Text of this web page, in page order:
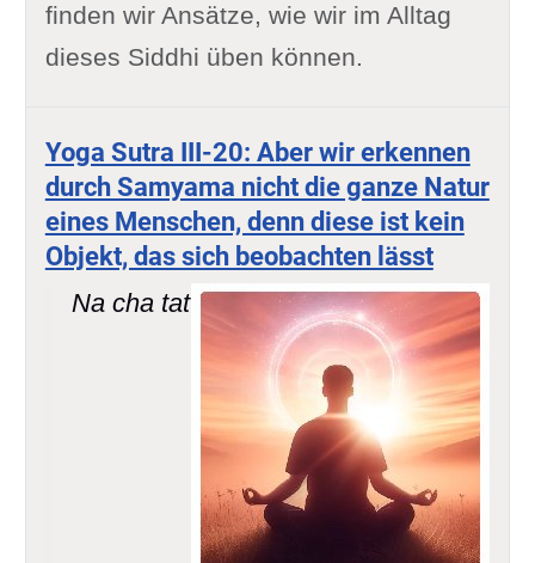
finden wir Ansätze, wie wir im Alltag
dieses Siddhi üben können.
Yoga Sutra III-20: Aber wir erkennen
durch Samyama nicht die ganze Natur
eines Menschen, denn diese ist kein
Objekt, das sich beobachten lässt
Na cha tat